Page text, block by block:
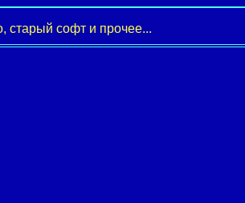
старый софт и прочее...